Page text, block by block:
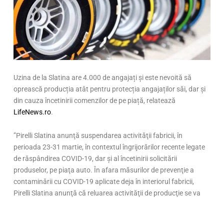
Uzina de la Slatina are 4.000 de angajați și este nevoită să
oprească producția atât pentru protecția angajaților săi, dar și
din cauza încetinirii comenzilor de pe piață, relatează
LifeNews.ro.
”Pirelli Slatina anunţă suspendarea activităţii fabricii, în
perioada 23-31 martie, în contextul îngrijorărilor recente legate
de răspândirea COVID-19, dar şi al încetinirii solicitării
produselor, pe piaţa auto. În afara măsurilor de prevenţie a
contaminării cu COVID-19 aplicate deja în interiorul fabricii,
Pirelli Slatina anunţă că reluarea activităţii de producţie se va